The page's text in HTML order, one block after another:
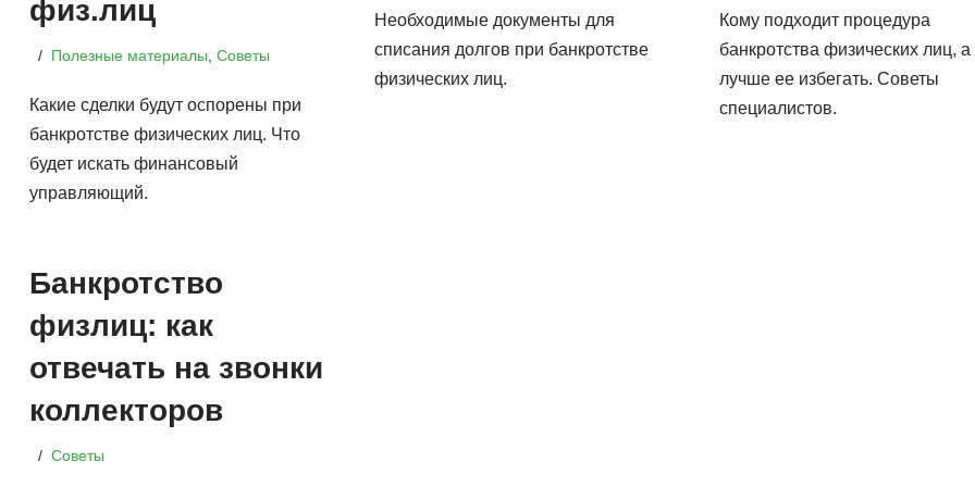
физ.лиц
Полезные материалы Советы
Какие сделки будут оспорены при
банкротстве физических лиц. Что
будет искать финансовый
управляющий.
Необходимые документы для
списания долгов при банкротстве
физических лиц.
Кому подходит процедура
банкротства физических лиц, а
лучше ее избегать. Советы
специалистов.
Банкротство
физлиц: как
отвечать на звонки
коллекторов
Советы